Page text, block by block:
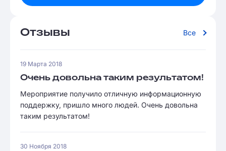
Отзывы Все
19 Марта 2018
Очень довольна таким результатом!
Мероприятие получило отличную информационную
поддержку, пришло много людей. Очень довольна
таким результатом!
30 Ноября 2018